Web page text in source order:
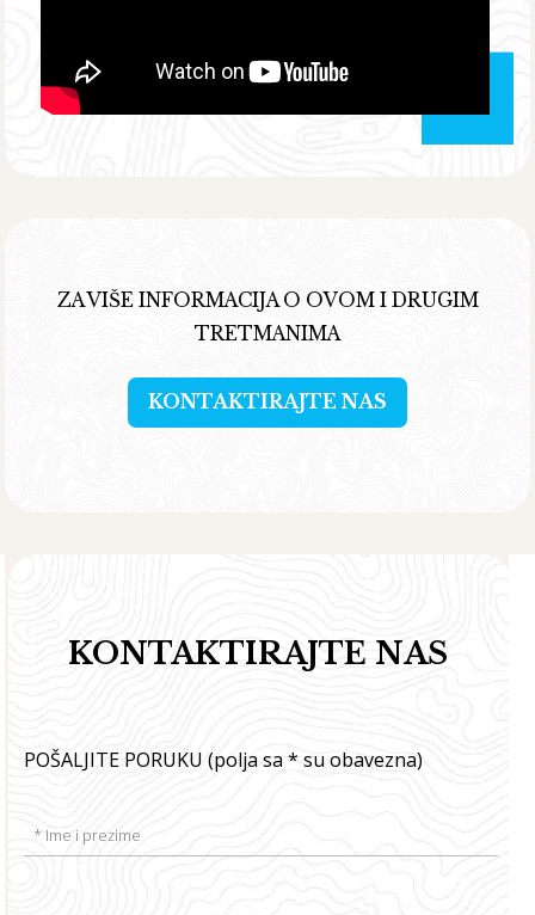
ZA VIŠE INFORMACIJA O OVOM I DRUGIM
TRETMANIMA
KONTAKTIRAJTE NAS
KONTAKTIRAJTE NAS